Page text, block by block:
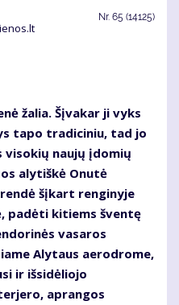
Nr. 65 (14125)
žalia. Šįvakar ji vyks
tapo tradiciniu, tad jo
visokių naujų įdomių
alytiškė Onutė
šįkart renginyje
padėti kitiems šventę
vasaros
Alytaus aerodrome,
ir išsidėliojo
aprangos